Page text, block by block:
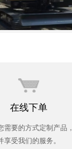
在线下单
需要的方式定制产品，
享受我们的服务。